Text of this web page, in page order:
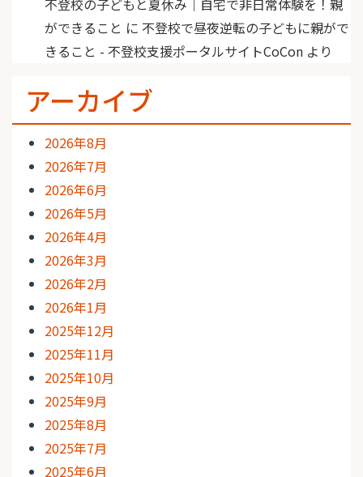
ができること に 不登校で昼夜逆転の子どもに親がで
きること - 不登校支援ポータルサイトCoCon より
アーカイブ
2026年8月
2026年7月
2026年6月
2026年5月
2026年4月
2026年3月
2026年2月
2026年1月
2025年12月
2025年11月
2025年10月
2025年9月
2025年8月
2025年7月
2025年6月